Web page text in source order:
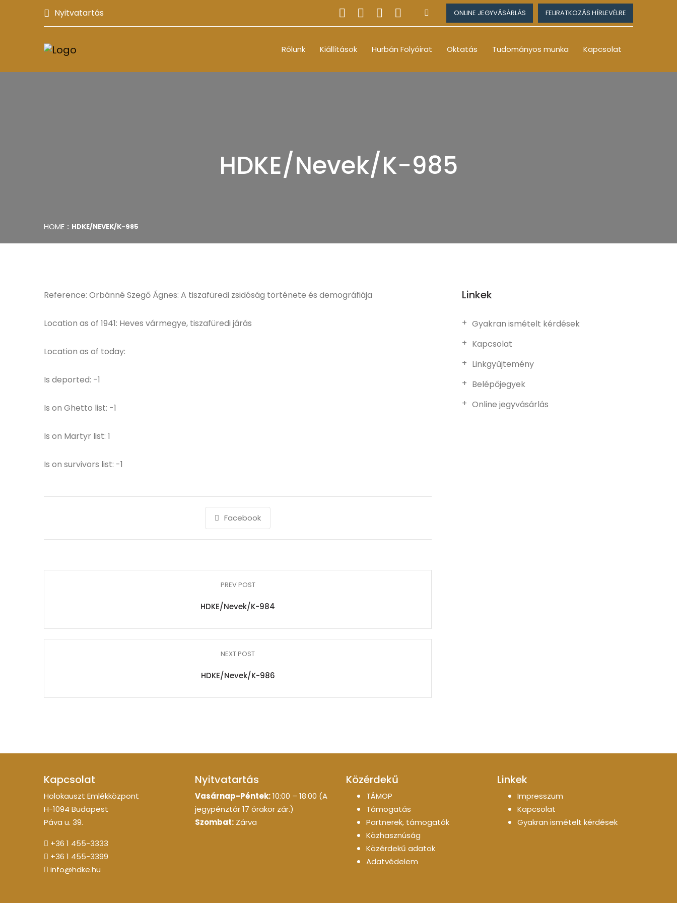
Nyitvatartás ONLINE JEGYVÁSÁRLÁS FELIRATKOZÁS HÍRLEVÉLRE
Rólunk Kiállítások Hurbán Folyóirat Oktatás Tudományos munka Kapcsolat
HDKE/Nevek/K-985
HOME HDKE/NEVEK/K-985
Reference: Orbánné Szegő Ágnes: A tiszafüredi zsidóság története és demográfiája
Location as of 1941: Heves vármegye, tiszafüredi járás
Location as of today:
Is deported: -1
Is on Ghetto list: -1
Is on Martyr list: 1
Is on survivors list: -1
Facebook
PREV POST
HDKE/Nevek/K-984
NEXT POST
HDKE/Nevek/K-986
Linkek
Gyakran ismételt kérdések
Kapcsolat
Linkgyűjtemény
Belépőjegyek
Online jegyvásárlás
Kapcsolat
Holokauszt Emlékközpont
H-1094 Budapest
Páva u. 39.
+36 1 455-3333
+36 1 455-3399
info@hdke.hu
Nyitvatartás
Vasárnap-Péntek:10:00 – 18:00 (A
jegypénztár 17 órakor zár.)
Szombat: Zárva
Közérdekű
TÁMOP
Támogatás
Partnerek, támogatók
Közhasznúság
Közérdekű adatok
Adatvédelem
Linkek
Impresszum
Kapcsolat
Gyakran ismételt kérdések